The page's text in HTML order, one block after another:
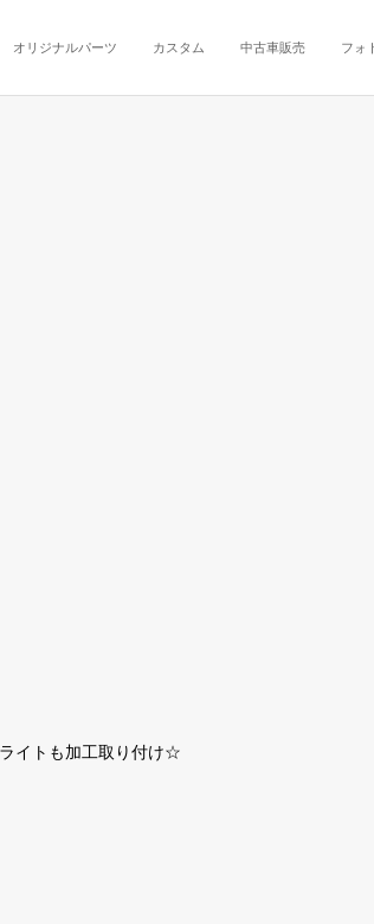
オリジナルパーツ カスタム 中古車販売 フォ
イトも加工取り付け☆